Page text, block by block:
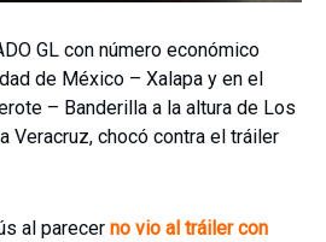
GL con número económico
de México – Xalapa y en el
– Banderilla a la altura de Los
Veracruz, chocó contra el tráiler
al parecer no vio al tráiler con